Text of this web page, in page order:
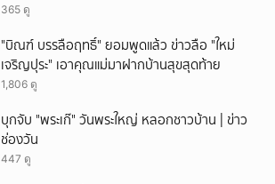
365 ดู
"บิณฑ์ บรรลือฤทธิ์" ยอมพูดแล้ว ข่าวลือ "ใหม่
เจริญปุระ" เอาคุณแม่มาฝากบ้านสุขสุดท้าย
1,806 ดู
บุกจับ "พระเก๊" วันพระใหญ่ หลอกชาวบ้าน | ข่าว
ช่องวัน
447 ดู